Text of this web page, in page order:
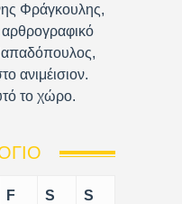
Φράγκουλης,
αρθρογραφικό
ανιμέισιον.
το χώρο.
F S S